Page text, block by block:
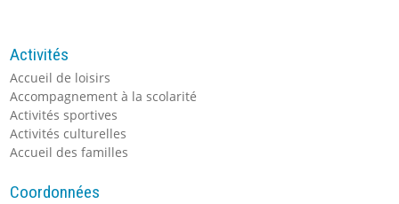
Activités
Accueil de loisirs
Accompagnement à la scolarité
Activités sportives
Activités culturelles
Accueil des familles
Coordonnées